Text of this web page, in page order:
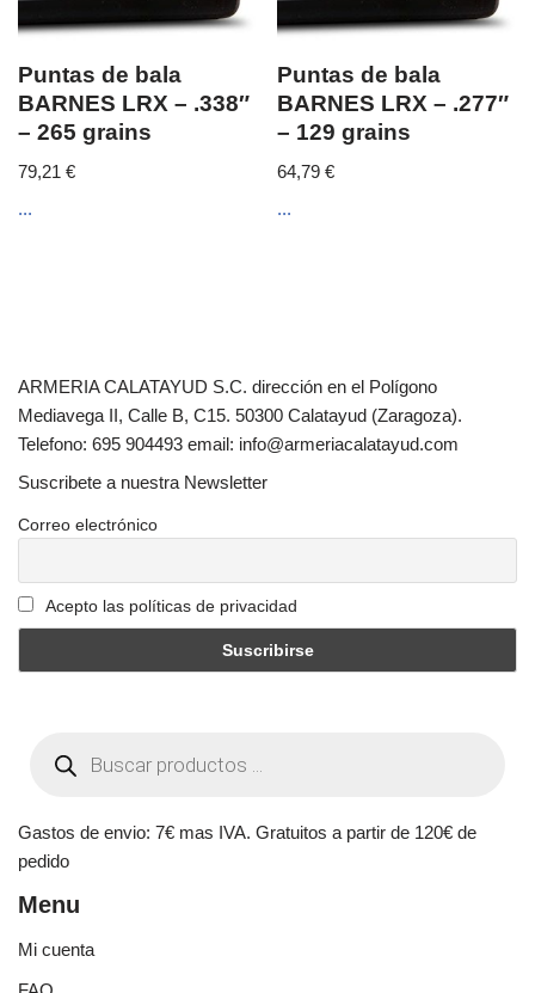
Puntas de bala
BARNES LRX – .338″
– 265 grains
79,21 €
...
Puntas de bala
BARNES LRX – .277″
– 129 grains
64,79€
...
ARMERIA CALATAYUD S.C. dirección en el Polígono
Mediavega II, Calle B, C15. 50300 Calatayud (Zaragoza).
Telefono: 695 904493 email: info@armeriacalatayud.com
Suscribete a nuestra Newsletter
Correo electrónico
Acepto las políticas de privacidad
Gastos de envio: 7€ mas IVA. Gratuitos a partir de 120€ de
pedido
Menu
Mi cuenta